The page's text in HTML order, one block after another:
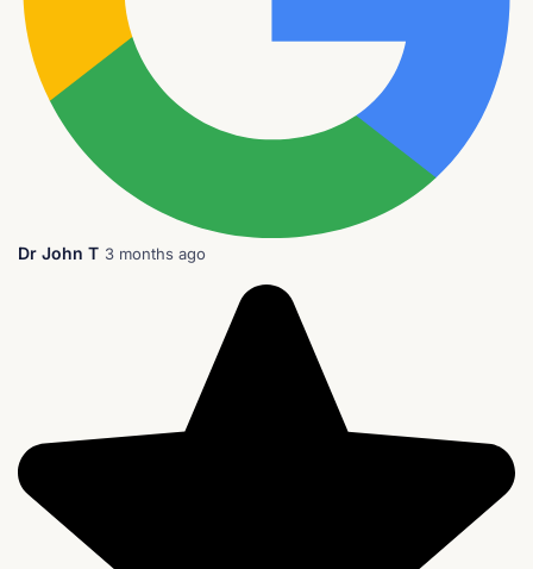
Dr John T 3 months ago